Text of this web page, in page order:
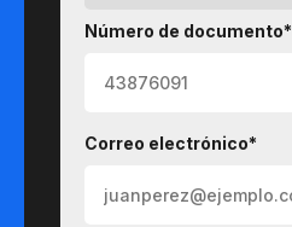
Número de documento*
Correo electrónico*